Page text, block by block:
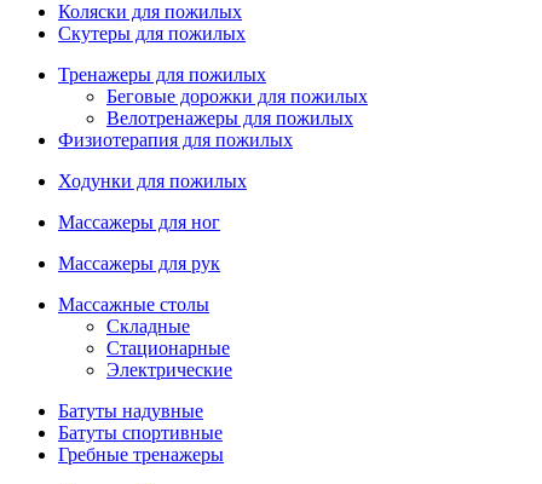
Коляски для пожилых
Скутеры для пожилых
Тренажеры для пожилых
Беговые дорожки для пожилых
Велотренажеры для пожилых
Физиотерапия для пожилых
Ходунки для пожилых
Массажеры для ног
Массажеры для рук
Массажные столы
Складные
Стационарные
Электрические
Батуты надувные
Батуты спортивные
Гребные тренажеры